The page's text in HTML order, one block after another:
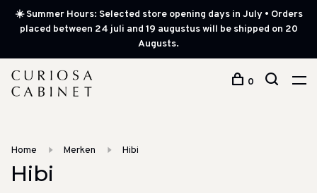
☀️ Summer Hours: Selected store opening days in July • Orders
placed between 24 juli and 19 augustus will be shipped on 20
Augusts.
0
Home Merken Hibi
Hibi